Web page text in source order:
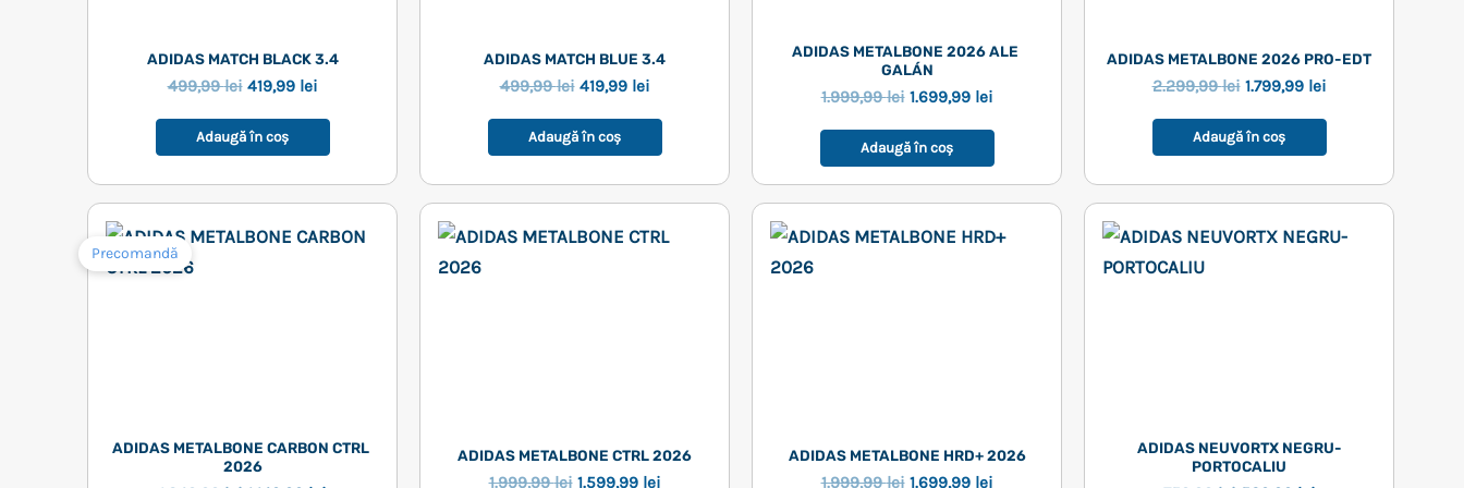
ADIDAS MATCH BLACK 3.4
499,99lei Prețul
a
fost:
419,99 leiPrețul
este:
Adaugă în coș
ADIDAS MATCH BLUE 3.4
499,99lei Prețul
a
fost:
419,99 leiPrețul
este:
Adaugă în coș
ADIDAS METALBONE 2026 ALE
GALÁN
1.999,99lei Prețul
a
fost:
1.699,99 leiPrețul
este:
Adaugă în coș
ADIDAS METALBONE 2026 PRO-EDT
2.299,99lei Prețul
a
fost:
1.799,99 leiPrețul
este:
Adaugă în coș
Precomandă
ADIDAS METALBONE CARBON CTRL
2026
ADIDAS METALBONE CTRL 2026
1.999,99lei Prețul
1.599,99 leiPrețul
ADIDAS METALBONE HRD+ 2026
1.999,99lei Prețul
1.699,99 leiPrețul
ADIDAS NEUVORTX NEGRU-
PORTOCALIU